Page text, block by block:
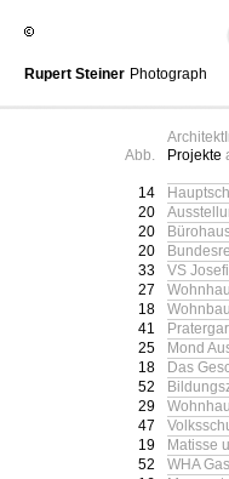
Rupert Steiner Photograph
Abb.
Projekte
14
20
20
20
33
VS
27
18
41
25
Mond
18
Das
52
29
47
19
Matisse
52
WHA